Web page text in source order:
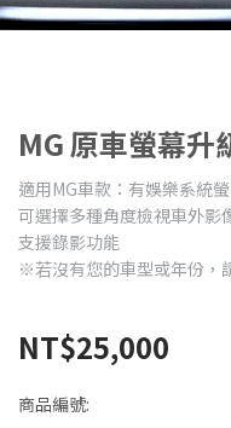
MG 原車螢幕
適用MG車款：有娛樂系統
可選擇多種角度檢視車外影
支援錄影功能
※若沒有您的車型或年份，
NT$25,000
商品編號: